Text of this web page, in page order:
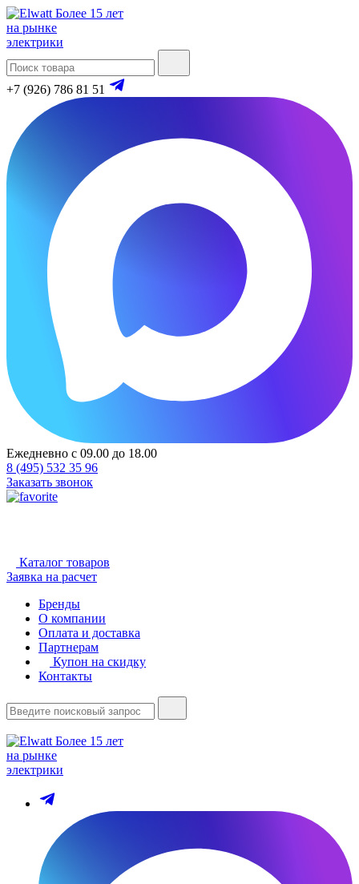
Более 15 лет
на рынке
электрики
+7 (926) 786 81 51
Ежедневно с 09.00 до 18.00
8 (495) 532 35 96
Заказать звонок
Каталог товаров
Заявка на расчет
Бренды
О компании
Оплата и доставка
Партнерам
Купон на скидку
Контакты
Более 15 лет
на рынке
электрики